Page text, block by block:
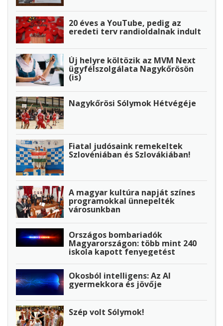
20 éves a YouTube, pedig az
eredeti terv randioldalnak indult
Új helyre költözik az MVM Next
ügyfélszolgálata Nagykőrösön
(is)
Nagykőrösi Sólymok Hétvégéje
Fiatal judósaink remekeltek
Szlovéniában és Szlovákiában!
A magyar kultúra napját színes
programokkal ünnepelték
városunkban
Országos bombariadók
Magyarországon: több mint 240
iskola kapott fenyegetést
Okosból intelligens: Az AI
gyermekkora és jövője
Szép volt Sólymok!